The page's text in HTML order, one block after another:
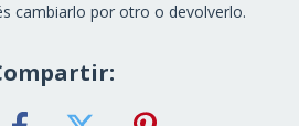
cambiarlo por otro o devolverlo.